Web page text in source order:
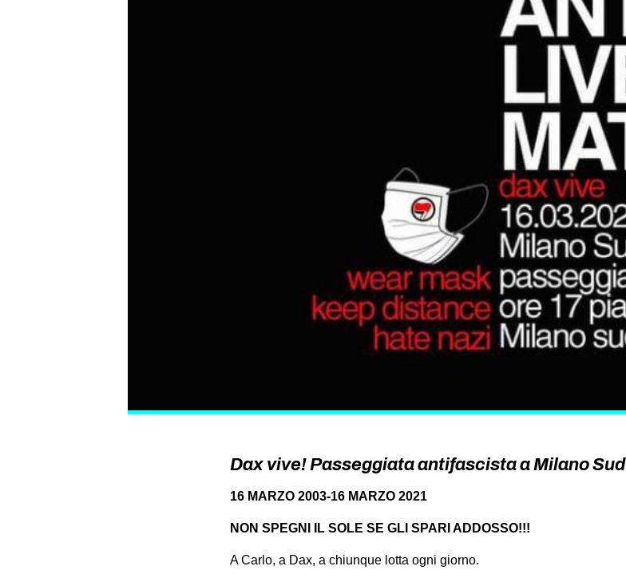
Dax vive! Passeggiata antifascista a Milano Sud
16 MARZO 2003-16 MARZO 2021
NON SPEGNI IL SOLE SE GLI SPARI ADDOSSO!!!
A Carlo, a Dax, a chiunque lotta ogni giorno.